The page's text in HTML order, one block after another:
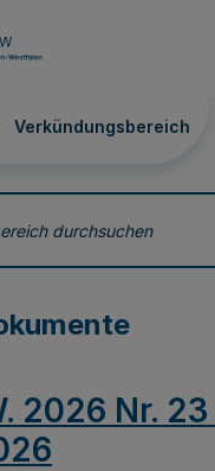
Verkündungsbereich
durchsuchen
2026 Nr.